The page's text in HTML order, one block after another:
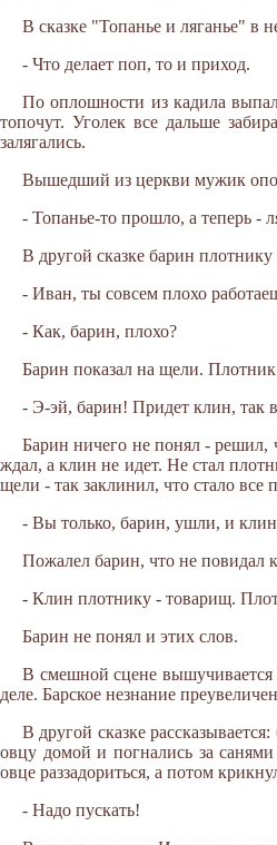
В сказке "Топанье и ляганье" в
- Что делает поп, то и приход.
По оплошности из кадила
топочут. Уголек все дальше
залягались.
Вышедший из церкви мужик
- Топанье-то прошло, а теперь -
В другой сказке барин плотнику
- Иван, ты совсем плохо
- Как, барин, плохо?
Барин показал на щели. Плотник
- Э-эй, барин! Придет клин, так
Барин ничего не понял - решил,
ждал, а клин не идет. Не стал
щели - так заклинил, что стало все
- Вы только, барин, ушли, и
Пожалел барин, что не повидал
- Клин плотнику - товарищ.
Барин не понял и этих слов.
В смешной сцене вышучивается
деле. Барское незнание
В другой сказке
овцу домой и погнались за
овце раззадориться, а потом
- Надо пускать!